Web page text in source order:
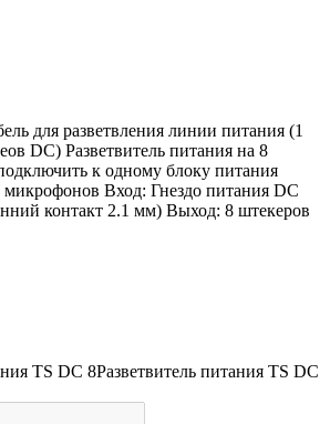
для разветвления линии питания (1
DC) Разветвитель питания на 8
к одному блоку питания
микрофонов Вход: Гнездо питания DC
контакт 2.1 мм) Выход: 8 штекеров
Разветвитель питания TS DC